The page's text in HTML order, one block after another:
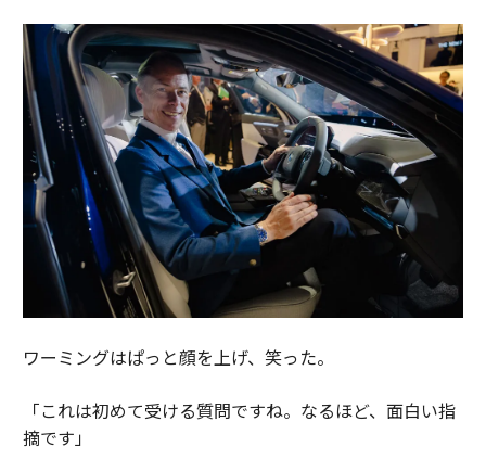
ワーミングはぱっと顔を上げ、笑った。
「これは初めて受ける質問ですね。なるほど、面白い指
摘です」